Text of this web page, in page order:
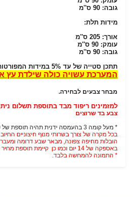
גובה: 90 ס''מ
מידות תלת:
אורך: 205 ס''מ
עומק: 90 ס''מ
גובה: 90 ס''מ
תתכן סטייה של עד 5% במידות המפורטות לעיל
המערכת עשויה כולה שילדת עץ
מבחר צבעים לבחירה.
למזמינים ריפוד מבד בתוספת תשלום
צבע בד שרוצים
* מעל קומה 3 בהעמסה ידנית תהיה תוספת של 40 ₪ לקומה.
בכל מקרה של צורך בשרותי מנוף חיצוניים
הובלות מחיפה צפונה, מבאר שבע דרומה ומעבר
באספקה של 14 יום וכמו כן קיימת תוספת מחיר של 150 ₪ להובלה.
* התמונה להמחשה בלבד.